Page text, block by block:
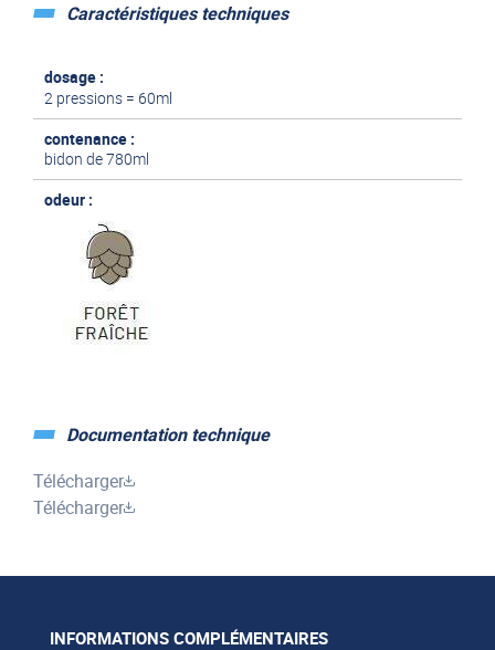
dose standard = 60ml dans 3l d'eau douce pour un réservoir de
Caractéristiques techniques
dosage :
2 pressions = 60ml
contenance :
bidon de 780ml
odeur :
Documentation technique
Télécharger
Télécharger
INFORMATIONS COMPLÉMENTAIRES